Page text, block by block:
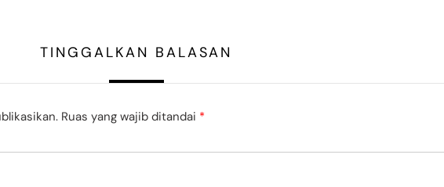
TINGGALKAN BALASAN
Ruas yang wajib ditandai *